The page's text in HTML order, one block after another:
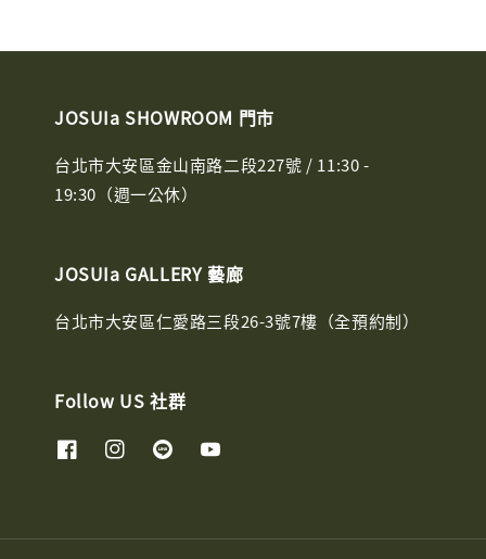
JOSUIa SHOWROOM 門市
台北市大安區金山南路二段227號 / 11:30 -
19:30（週一公休）
JOSUIa GALLERY 藝廊
台北市大安區仁愛路三段26-3號7樓（全預約制）
Follow US 社群